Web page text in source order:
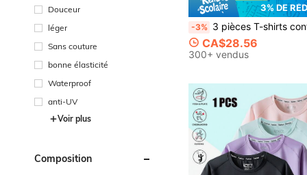
Douceur
léger
Sans couture
bonne élasticité
Waterproof
anti-UV
Voir plus
Composition
3% DE
-3% 3 pièces T-shirts confortables avec imprimé de lettres vintage mixtes, hauts de sport décontractés à
CA$28.56
300+ vendus